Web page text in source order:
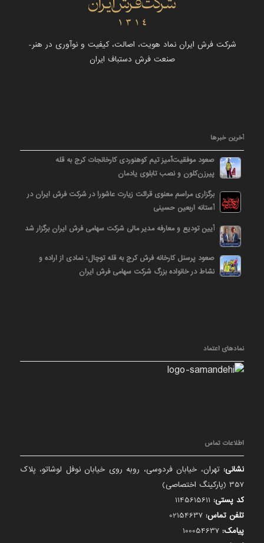
شرکت فرش ایران نماد هویت، اصالت، کیفیت و نوآوری در هنر-
صنعت فرش دستباف ایران
آخرین خبرها
صعود موفقیت‌آمیز تیم کوهنوردی کارخانجات کرج به قله
پیرزن‌کلون و نصب تابلوی یادمان
برگزاری مراسم معنوی قرائت زیارت عاشورا در شرکت فرش ایران در
آستانه اربعین حسینی
آیین تودیع و معارفه مدیر مالی شرکت سهامی فرش ایران برگزار شد
صعود پرسنل کارخانه فرش کرج به قله توچال؛ نمادی از اراده و
نشاط در خانواده بزرگ شرکت سهامی فرش ایران
نمادهای اعتماد
اطلاعات تماس
نشانی: تهران، خیابان فردوسی، روبه روی خیابان نوفل لوشاتو، پلاک
357 (پارکینگ اختصاصی)
کد پستی:
تلفن تماس:
پیامک: